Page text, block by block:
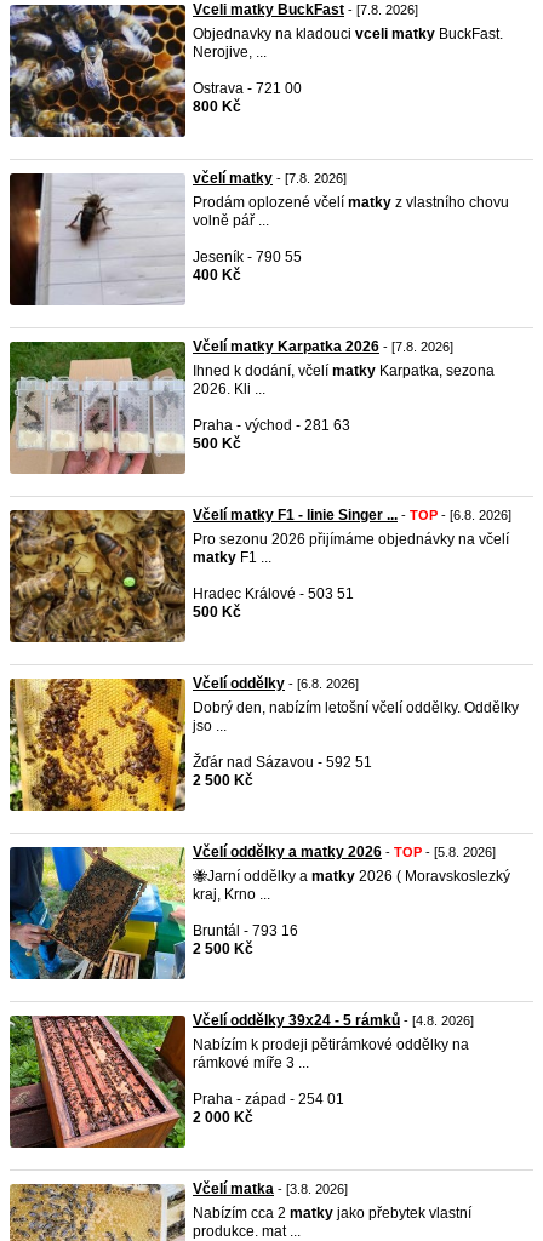
Vceli matky BuckFast - [7.8. 2026]
Objednavky na kladouci vceli matky BuckFast.
Nerojive, ...
Ostrava - 721 00
800 Kč
včelí matky - [7.8. 2026]
Prodám oplozené včelí matky z vlastního chovu
volně pář ...
Jeseník - 790 55
400 Kč
Včelí matky Karpatka 2026 - [7.8. 2026]
Ihned k dodání, včelí matky Karpatka, sezona
2026. Kli ...
Praha - východ - 281 63
500 Kč
Včelí matky F1 - linie Singer ... - TOP - [6.8. 2026]
Pro sezonu 2026 přijímáme objednávky na včelí
matky F1 ...
Hradec Králové - 503 51
500 Kč
Včelí oddělky - [6.8. 2026]
Dobrý den, nabízím letošní včelí oddělky. Oddělky
jso ...
Žďár nad Sázavou - 592 51
2 500 Kč
Včelí oddělky a matky 2026 - TOP - [5.8. 2026]
🐝Jarní oddělky a matky 2026 ( Moravskoslezký
kraj, Krno ...
Bruntál - 793 16
2 500 Kč
Včelí oddělky 39x24 - 5 rámků - [4.8. 2026]
Nabízím k prodeji pětirámkové oddělky na
rámkové míře 3 ...
Praha - západ - 254 01
2 000 Kč
Včelí matka - [3.8. 2026]
Nabízím cca 2 matky jako přebytek vlastní
produkce. mat ...